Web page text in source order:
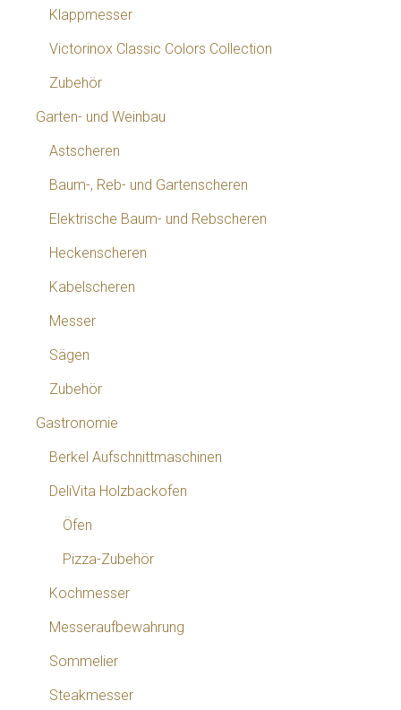
Klappmesser
Victorinox Classic Colors Collection
Zubehör
Garten- und Weinbau
Astscheren
Baum-, Reb- und Gartenscheren
Elektrische Baum- und Rebscheren
Heckenscheren
Kabelscheren
Messer
Sägen
Zubehör
Gastronomie
Berkel Aufschnittmaschinen
DeliVita Holzbackofen
Öfen
Pizza-Zubehör
Kochmesser
Messeraufbewahrung
Sommelier
Steakmesser